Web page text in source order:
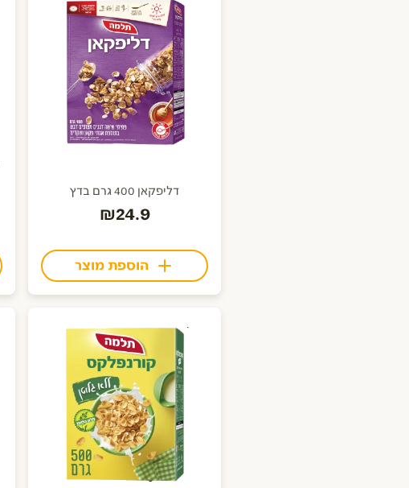
דליפקאן 400 גרם בדץ
₪24.9
הוספת מוצר